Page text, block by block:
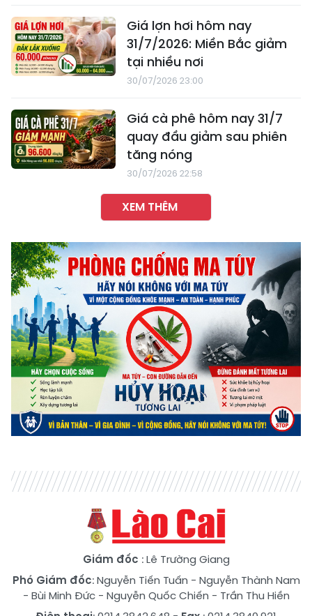
Giá lợn hơi hôm nay
31/7/2026: Miền Bắc giảm
tại nhiều nơi
30/07/2026 23:00
Giá cà phê hôm nay 31/7
quay đầu giảm sau phiên
tăng nóng
30/07/2026 22:58
XEM THÊM
Giám đốc : Lê Trường Giang
Phó Giám đốc:Nguyễn Tiến Tuấn - Nguyễn Thành Nam
- Bùi Minh Đức- Nguyễn Quốc Chiến - Trần Thu Hiền